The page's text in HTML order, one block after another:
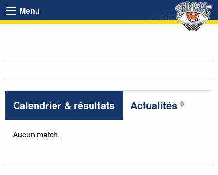
Menu
Calendrier & résultats Actualités 0
Aucun match.